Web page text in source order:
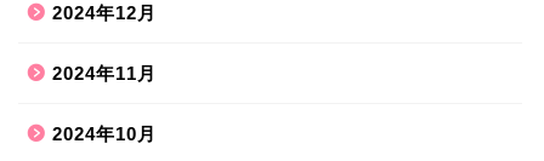
2024年12月
2024年11月
2024年10月